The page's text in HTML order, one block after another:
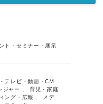
ト・セミナー・展示
テレビ・動画・CM
ジャー
育児・家庭
ング・広報
メデ